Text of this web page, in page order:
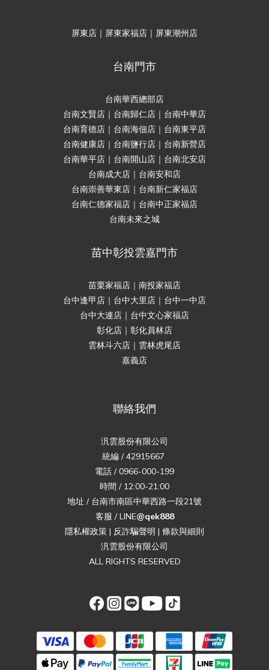
屏東店｜屏東家福店｜屏東潮州店
台南門市
台南華西總部店
台南文賢店｜台南歸仁店｜台南中華店
台南育德店｜台南海佃店｜台南東平店
台南健康店｜台南鹽行店｜台南新營店
台南華平店｜台南開山店｜台南北安店
台南成大店｜台南安和店
台南崇善華東店｜台南新仁家福店
台南仁德家福店｜台南中正家福店
台南未來之城
苗中彰投雲嘉門市
苗栗家福店｜南投家福店
台中逢甲店｜台中大里店｜台中一中店
台中大連店｜台中文心家福店
彰化店｜彰化員林店
雲林斗六店｜雲林虎尾店
嘉義店
聯絡我們
汎雲股份有限公司
統編 / 42915667
電話 / 0966-000-199
時間 / 12:00-21:00
地址 / 台南市南區中華西路一段21號
客服 / LINE@qek888
隱私權政策 | 反詐騙聲明 | 條款與細則
汎雲股份有限公司
ALL RIGHTS RESERVED